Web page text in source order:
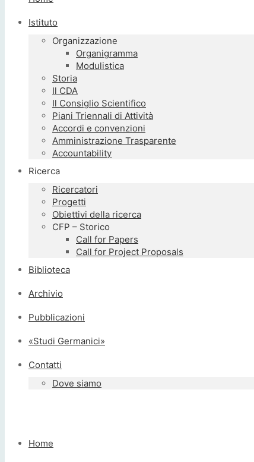
Istituto
Organizzazione
Organigramma
Modulistica
Storia
Il CDA
Il Consiglio Scientifico
Piani Triennali di Attività
Accordi e convenzioni
Amministrazione Trasparente
Accountability
Ricerca
Ricercatori
Progetti
Obiettivi della ricerca
CFP – Storico
Call for Papers
Call for Project Proposals
Biblioteca
Archivio
Pubblicazioni
«Studi Germanici»
Contatti
Dove siamo
Home